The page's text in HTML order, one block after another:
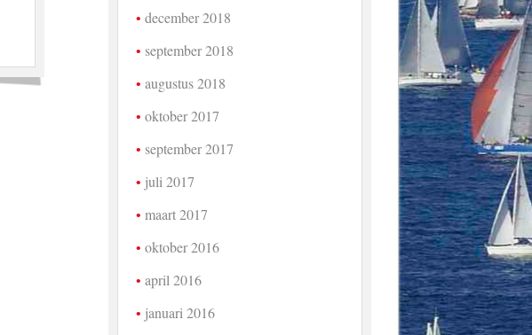
december 2018
september 2018
augustus 2018
oktober 2017
september 2017
juli 2017
maart 2017
oktober 2016
april 2016
januari 2016